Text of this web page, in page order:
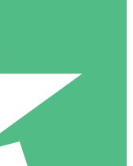
Sin compromiso